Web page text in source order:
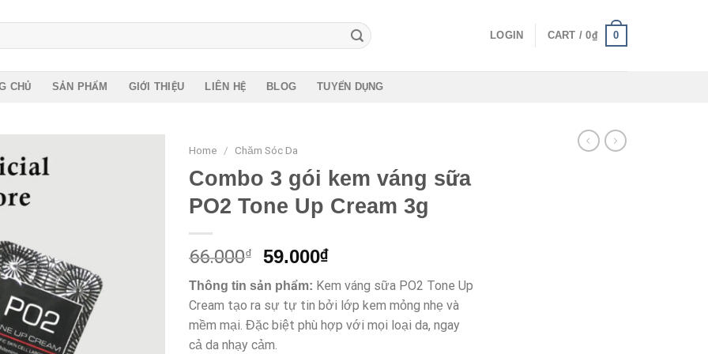
LOGIN CART /0₫ 0
CHỦ SẢN PHẨM GIỚI THIỆU LIÊN HỆ BLOG TUYỂN DỤNG
Home / Chăm Sóc Da
Combo 3 gói kem váng sữa
PO2 Tone Up Cream 3g
66.000₫ 59.000₫
Thông tin sản phẩm: Kem váng sữa PO2 Tone Up
Cream tạo ra sự tự tin bởi lớp kem mỏng nhẹ và
mềm mại. Đặc biệt phù hợp với mọi loại da, ngay
cả da nhạy cảm.